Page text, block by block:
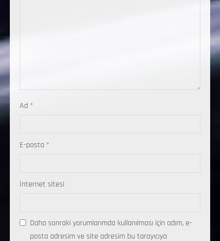
Ad *
E-posta *
İnternet sitesi
Daha sonraki yorumlarımda kullanılması için adım, e-
posta adresim ve site adresim bu tarayıcıya